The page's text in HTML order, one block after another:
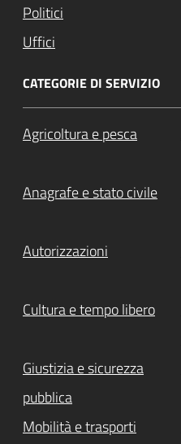
Politici
Uffici
CATEGORIE DI SERVIZIO
Agricoltura e pesca
Anagrafe e stato civile
Autorizzazioni
Cultura e tempo libero
Giustizia e sicurezza
pubblica
Mobilità e trasporti